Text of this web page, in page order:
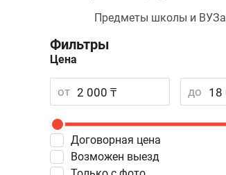
Предметы школы и ВУЗа
Фильтры
Цена
от до
Договорная цена
Возможен выезд